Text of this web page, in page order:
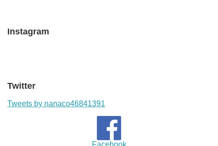
Instagram
Twitter
Tweets by nanaco46841391
Facebook